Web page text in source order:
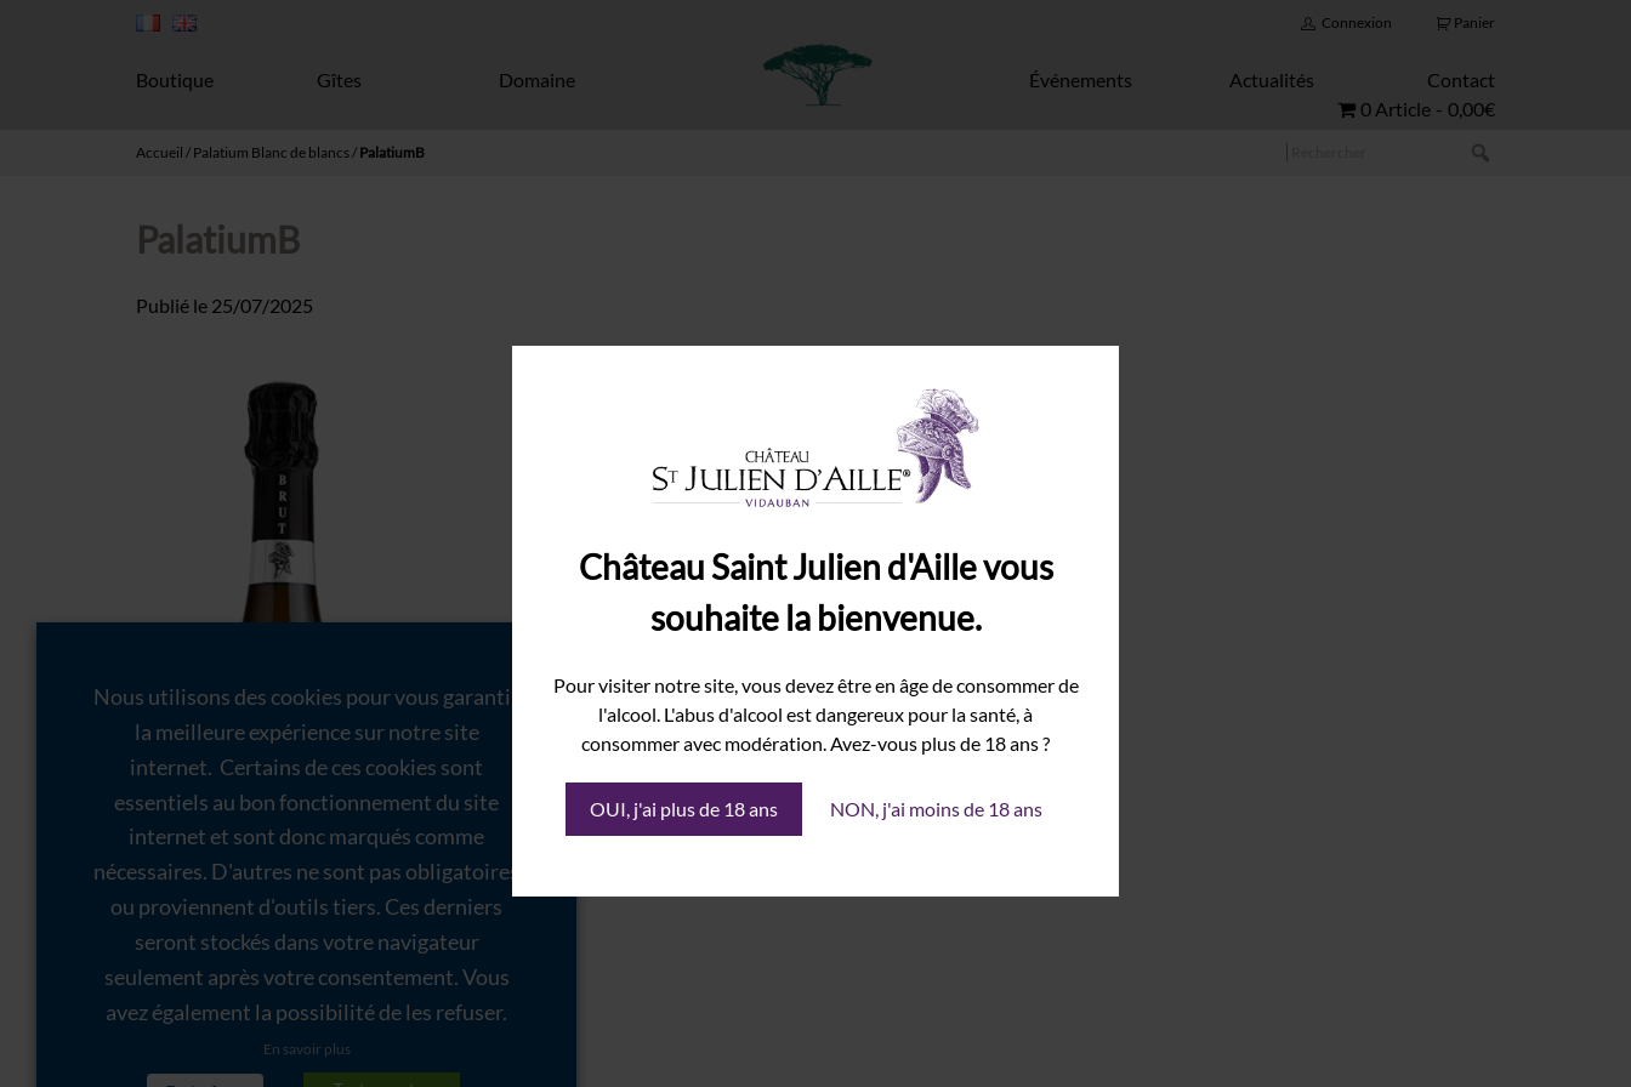
Château Saint Julien d'Aille vous
souhaite la bienvenue.
Pour visiter notre site, vous devez être en âge de consommer de
l'alcool. L'abus d'alcool est dangereux pour la santé, à
consommer avec modération. Avez-vous plus de 18 ans ?
OUI, j'ai plus de 18 ans NON, j'ai moins de 18 ans
Connexion Panier
Boutique Gîtes Domaine Contact
Actualités
Événements
0 Article
0,00€
Accueil / Palatium Blanc de blancs/ PalatiumB
Rechercher
PalatiumB
Publié le 25/07/2025
Nous utilisons des cookies pour vous garantir
la meilleure expérience sur notre site
internet. Certains de ces cookies sont
essentiels au bon fonctionnement du site
internet et sont donc marqués comme
nécessaires. D'autres ne sont pas obligatoires
ou proviennent d'outils tiers. Ces derniers
seront stockés dans votre navigateur
seulement après votre consentement. Vous
avez également la possibilité de les refuser.
En savoir plus